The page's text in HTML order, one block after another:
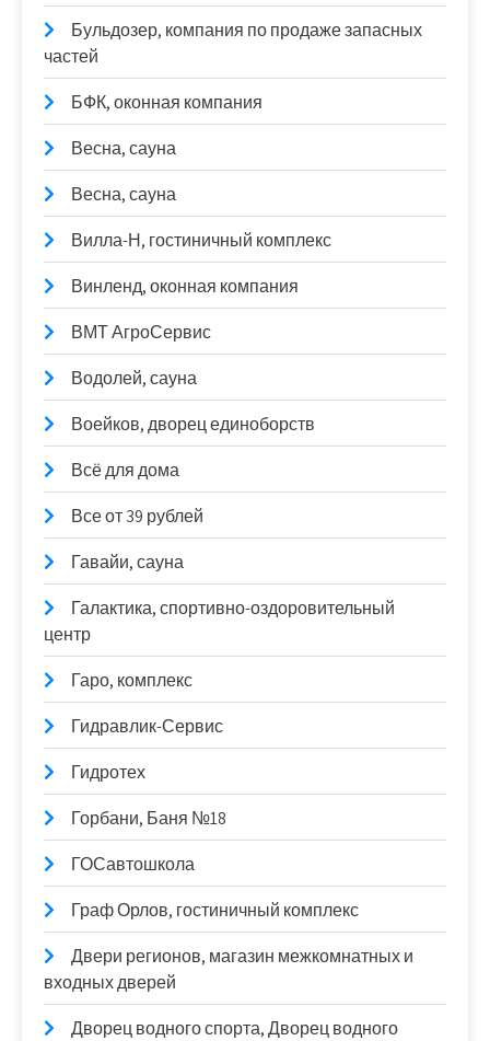
Бульдозер, компания по продаже запасных
частей
БФК, оконная компания
Весна, сауна
Весна, сауна
Вилла-Н, гостиничный комплекс
Винленд, оконная компания
ВМТ АгроСервис
Водолей, сауна
Воейков, дворец единоборств
Всё для дома
Все от 39 рублей
Гавайи, сауна
Галактика, спортивно-оздоровительный
центр
Гаро, комплекс
Гидравлик-Сервис
Гидротех
Горбани, Баня №18
ГОСавтошкола
Граф Орлов, гостиничный комплекс
Двери регионов, магазин межкомнатных и
входных дверей
Дворец водного спорта, Дворец водного